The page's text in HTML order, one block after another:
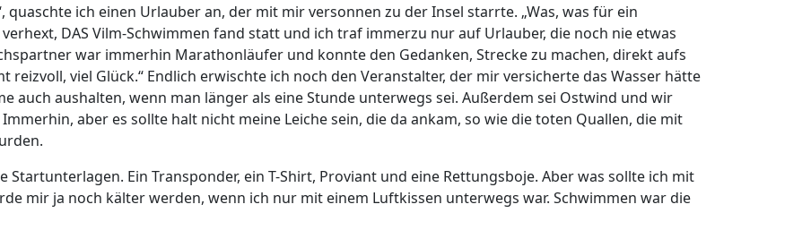
quaschte ich einen Urlauber an, der mit mir versonnen zu der Insel starrte. „Was, was für ein
DAS Vilm-Schwimmen fand statt und ich traf immerzu nur auf Urlauber, die noch nie etwas
war immerhin Marathonläufer und konnte den Gedanken, Strecke zu machen, direkt aufs
reizvoll, viel Glück.“ Endlich erwischte ich noch den Veranstalter, der mir versicherte das Wasser hätte
auch aushalten, wenn man länger als eine Stunde unterwegs sei. Außerdem sei Ostwind und wir
aber es sollte halt nicht meine Leiche sein, die da ankam, so wie die toten Quallen, die mit
Ein Transponder, ein T-Shirt, Proviant und eine Rettungsboje. Aber was sollte ich mit
mir ja noch kälter werden, wenn ich nur mit einem Luftkissen unterwegs war. Schwimmen war die